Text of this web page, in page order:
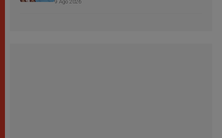
9 Ago 2026